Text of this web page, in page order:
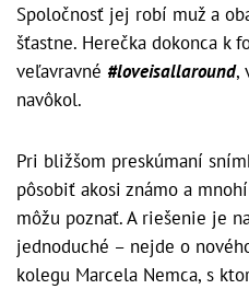
Spoločnosť jej robí muž a
šťastne. Herečka dokonca k
veľavravné #loveisallaround,
navôkol.
Pri bližšom preskúmaní
pôsobiť akosi známo a
môžu poznať. A riešenie je
jednoduché – nejde o
kolegu Marcela Nemca, s